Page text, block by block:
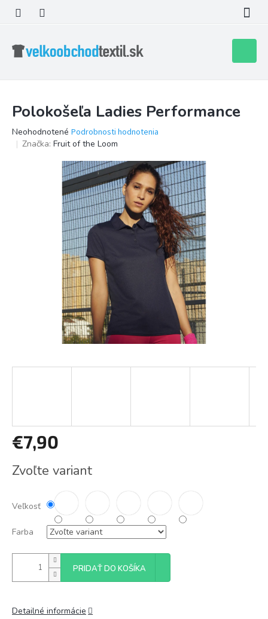
obsah
košík
Polokošeľa Ladies Performance
Priemerné
hodnotenie
Neohodnotené Podrobnosti hodnotenia
Značka: Fruit of the Loom
€7,90
cena:
Zvoľte variant
Veľkosť
Farba
PRIDAŤ DO KOŠÍKA
Detailné informácie